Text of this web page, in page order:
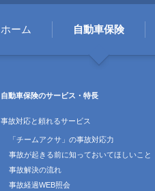
自動車保険のサービス・特長
事故対応と頼れるサービス
「チームアクサ」の事故対応力
事故が起きる前に知っておいてほしいこと
事故解決の流れ
事故経過WEB照会
ホーム 自動車保険